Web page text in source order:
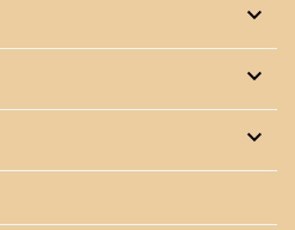


